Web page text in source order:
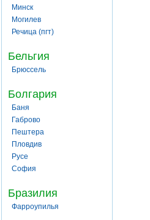
Минск
Могилев
Речица (пгт)
Бельгия
Брюссель
Болгария
Баня
Габрово
Пештера
Пловдив
Русе
София
Бразилия
Фарроупилья